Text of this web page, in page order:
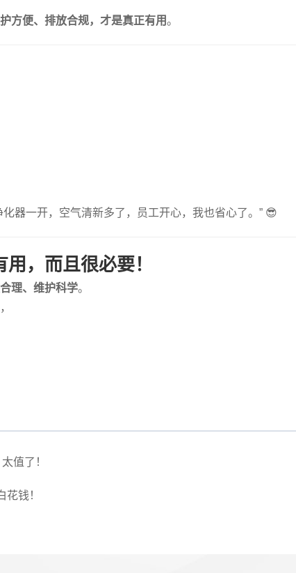
方便、排放合规，才是真正有用。
器一开，空气清新多了，员工开心，我也省心了。” 😎
，而且很必要！
理、维护科学。
值了！
钱！